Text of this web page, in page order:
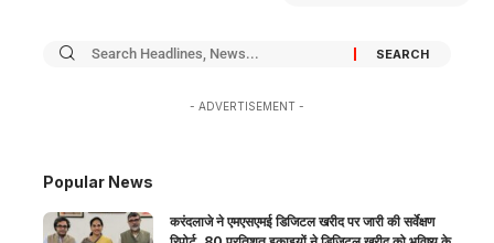
- ADVERTISEMENT -
Popular News
करंदलाजे ने एमएसएमई डिजिटल खरीद पर जारी की सर्वेक्षण